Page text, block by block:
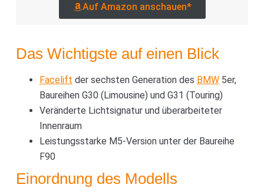
Auf Amazon anschauen*
Das Wichtigste auf einen Blick
Facelift der sechsten Generation des BMW5er,
Baureihen G30 (Limousine) und G31 (Touring)
Veränderte Lichtsignatur und überarbeiteter
Innenraum
Leistungsstarke M5-Version unter der Baureihe
F90
Einordnung des Modells